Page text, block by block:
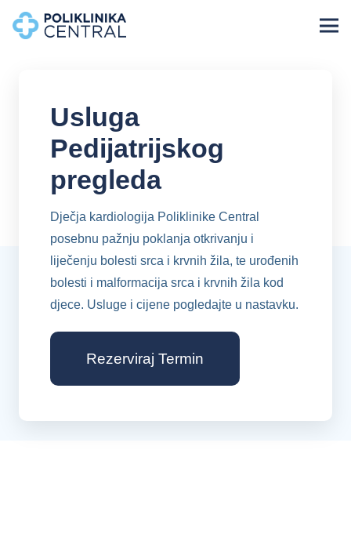
Usluga
Pedijatrijskog
pregleda
Dječja kardiologija Poliklinike Central
posebnu pažnju poklanja otkrivanju i
liječenju bolesti srca i krvnih žila, te urođenih
bolesti i malformacija srca i krvnih žila kod
djece. Usluge i cijene pogledajte u nastavku.
Rezerviraj Termin